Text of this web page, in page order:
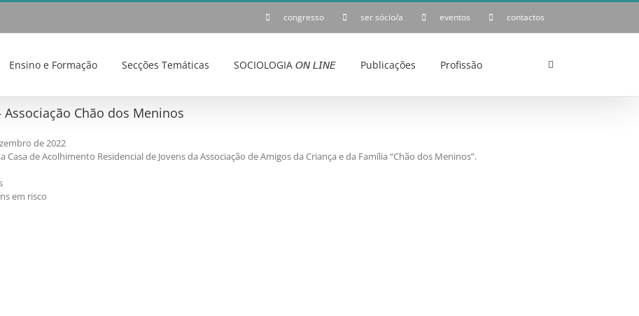
congresso ser sócio/a eventos contactos
Ensino e Formação Secções Temáticas SOCIOLOGIA 𝘖𝘕 𝘓𝘐𝘕𝘌 Publicações Profissão
Chão dos Meninos
de 2022
de Acolhimento Residencial de Jovens da Associação de Amigos da Criança e da Família “Chão dos Meninos”.
em risco